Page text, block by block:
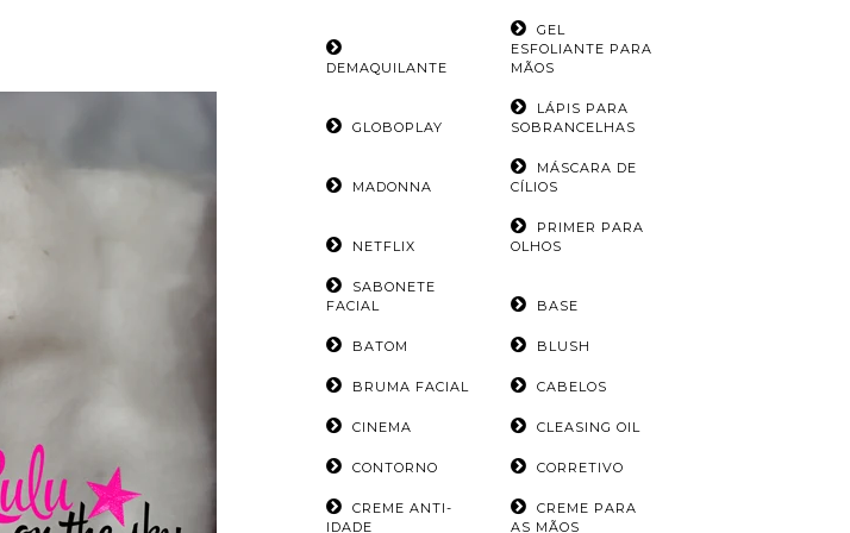
DEMAQUILANTE
GEL
ESFOLIANTE PARA
MÃOS
GLOBOPLAY
LÁPIS PARA
SOBRANCELHAS
MADONNA
MÁSCARA DE
CÍLIOS
NETFLIX
PRIMER PARA
OLHOS
SABONETE
FACIAL
BASE
BATOM BLUSH
BRUMA FACIAL CABELOS
CINEMA CLEASING OIL
CONTORNO CORRETIVO
CREME ANTI-
IDADE
CREME PARA
AS MÃOS